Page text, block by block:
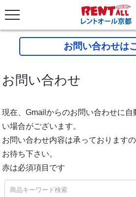
お問い合わせは
お問い合わせ
現在、Gmailからのお問い合わせに自
い場合がございます。
お問い合わせ内容は承っております
お待ち下さい。
赤は必須項目です